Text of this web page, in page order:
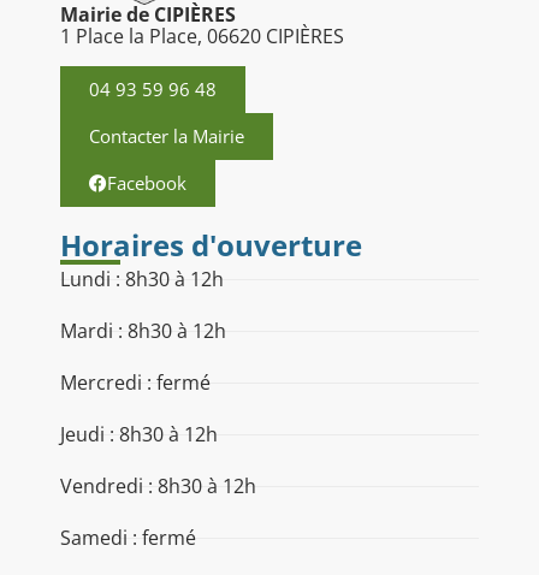
Mairie de CIPIÈRES
1 Place la Place, 06620 CIPIÈRES
04 93 59 96 48
Contacter la Mairie
Facebook
Horaires d'ouverture
Lundi : 8h30 à 12h
Mardi : 8h30 à 12h
Mercredi : fermé
Jeudi : 8h30 à 12h
Vendredi : 8h30 à 12h
Samedi : fermé